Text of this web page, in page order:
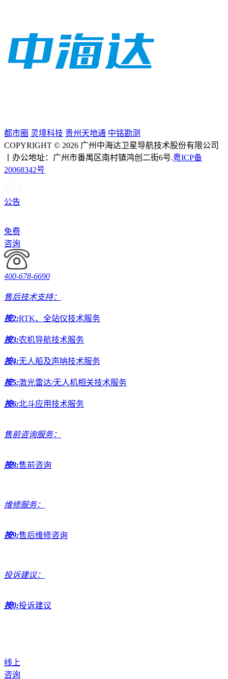
都市圈 灵境科技 贵州天地通 中铭勘测
COPYRIGHT © 2026 广州中海达卫星导航技术股份有限公司
丨办公地址：广州市番禺区南村镇鸿创二街6号.粤ICP备
20068342号
公告
免费
咨询
400-678-6690
售后技术支持：
按2:RTK、全站仪技术服务
按3:农机导航技术服务
按4:无人船及声呐技术服务
按5:激光雷达/无人机相关技术服务
按6:北斗应用技术服务
售前咨询服务：
按8:售前咨询
维修服务：
按9:售后维修咨询
投诉建议：
按0:投诉建议
线上
咨询